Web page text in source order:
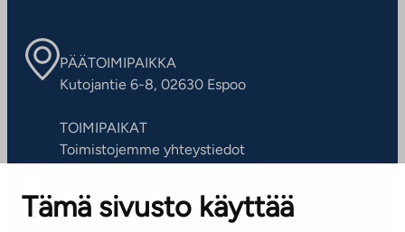
Tämä sivusto käyttää
PÄÄTOIMIPAIKKA
Kutojantie 6-8, 02630 Espoo
TOIMIPAIKAT
Toimistojemme yhteystiedot
ASIAKASPALVELUKESKUS
Puh. 045 7734 3777